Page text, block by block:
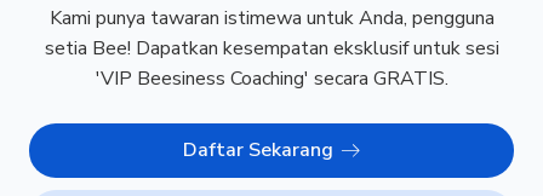
Kami punya tawaran istimewa untuk Anda, pengguna
setia Bee! Dapatkan kesempatan eksklusif untuk sesi
'VIP Beesiness Coaching' secara GRATIS.
Daftar Sekarang